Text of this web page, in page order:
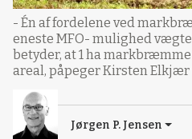
- Én af fordelene ved
eneste MFO- mulighed
betyder, at 1 ha
areal, påpeger Kirsten Elkjær
Jørgen P. Jensen